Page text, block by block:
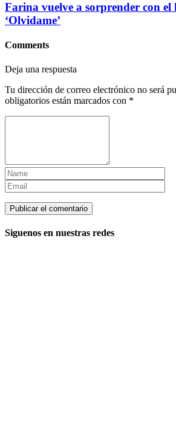
Farina vuelve a sorprender con el
‘Olvidame’
Comments
Deja una respuesta
Tu dirección de correo electrónico no será
obligatorios están marcados con *
Siguenos en nuestras redes